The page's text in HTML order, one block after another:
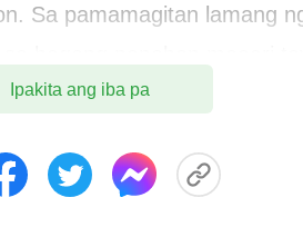
Sa pamamagitan lamang
sa gitna ng mga sakuna.
paglilinis—ito ay ganap na
Ipakita ang iba pa